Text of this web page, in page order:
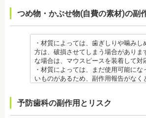
を歯科医師より受けて 、毎日丁寧な
のケアをすることも役立ちます。
・矯正中に虫歯が悪化した場合は、矯
歯の治療をする、もしくは、矯正中に
して治療を行う必要が生じることがあ
・基本的に、矯正中には虫歯や歯周病
ません。そのため矯正前にこれらの治
合は、一般的な歯科医院で、事前に虫
・矯正をしたい箇所に十分なスペース
・抜歯する場合は麻酔注射を行います
は、成分に心拍数、血圧を上げる作用
あるため、心臓や血圧に問題がある方
と、動悸、血圧上昇を起こす場合があ
た、頬を噛んでもわからなかったり、
んでもわからないため、口腔内を傷つ
さらに、麻酔によって悪心、嘔吐、ア
いるため、金属アレルギーのある方、
い。矯正装置を装着したあとに、皮膚
にアレルギー症状が起きた場合は、速
師の指示を仰いでください。
抜歯・麻酔
・矯正をしたい箇所に十分なスペース
は、抜歯を必要とする場合もあります
痛みを感じることもありますので、歯
・上あごにインプラントを埋める際に
る場合があります。手術した時に感染
膿症になる場合があります。この場合
ントを除去する場合もあります。また
療には耳鼻咽喉科にて治療が必要な場
す。
・インプラントは、入れ歯の治療とは
手術を行う必要があります。手術によ
けられない場合もあります。免疫力や
つめ物・かぶせ物(自費の素材)の副
・材質によっては、歯ぎしりや噛みし
方は、破損させてしまう場合がありま
な場合は、マウスピースを装着して対
・材質によっては、まだ使用可能にな
いものがあるため、副作用報告がなく
・ジルコニア自体が割れてしまうので
を覆っているポーセレンというセラミ
予防歯科の副作用とリスク